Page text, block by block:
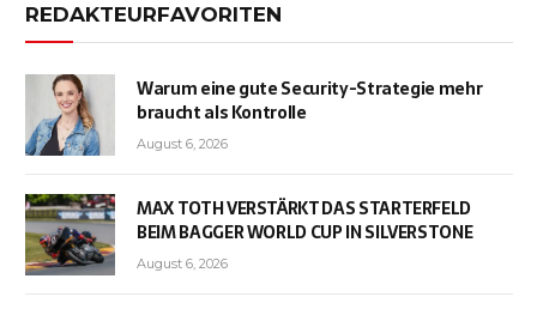
REDAKTEURFAVORITEN
Warum eine gute Security-Strategie mehr
braucht als Kontrolle
August 6, 2026
MAX TOTH VERSTÄRKT DAS STARTERFELD
BEIM BAGGER WORLD CUP IN SILVERSTONE
August 6, 2026